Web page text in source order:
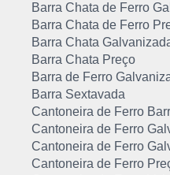
Barra Chata de Ferro
Barra Chata de Ferro
Barra Chata
Barra Chata Preço
Barra de Ferro
Barra Sextavada
Cantoneira de Ferro
Cantoneira de Ferro
Cantoneira de Ferro
Cantoneira de Ferro